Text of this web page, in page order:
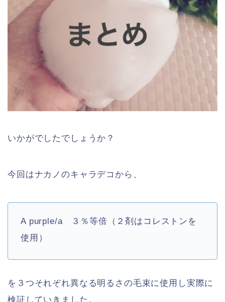
いかがでしたでしょうか？
今回はナカノのキャラデコから、
A purple/a ３％等倍（２剤はコレストンを
使用）
を３つそれぞれ異なる明るさの毛束に使用し実際に
検証していきました。